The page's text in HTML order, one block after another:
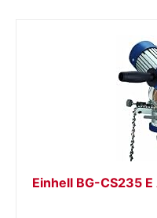
Einhell BG-CS235